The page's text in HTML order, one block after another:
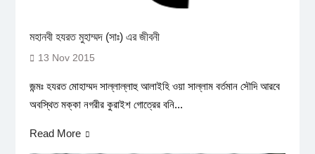
মহানবী হযরত মুহাম্মদ (সাঃ) এর জীবনী
13 Nov 2015
জন্মঃ হযরত মোহাম্মদ সাল্লাল্লাহু আলাইহি ওয়া সাল্লাম বর্তমান সৌদি আরবে
অবস্থিত মক্কা নগরীর কুরাইশ গোত্রের বনি...
Read More